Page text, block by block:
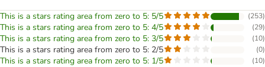
This is a stars rating area from zero to 5: 5/5 (253)
This is a stars rating area from zero to 5: 4/5 (29)
This is a stars rating area from zero to 5: 3/5 (10)
This is a stars rating area from zero to 5: 2/5 (0)
This is a stars rating area from zero to 5: 1/5 (10)